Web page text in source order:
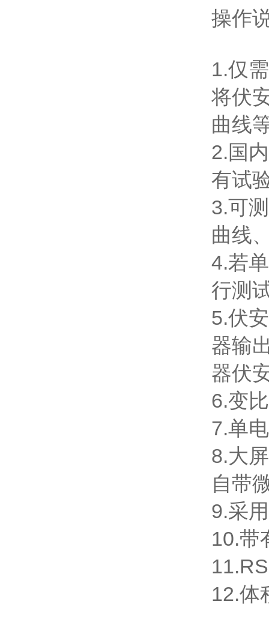
操作
1.仅
将伏
曲线
2.国
有试
3.可
曲线
4.若
行测
5.伏
器输
器伏
6.变
7.单
8.大
自带
9.采
10.带
12.体